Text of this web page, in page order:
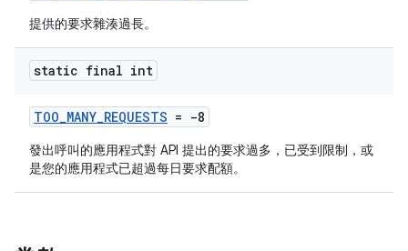
提供的要求雜湊過長。
static final int
TOO_MANY_REQUESTS = -8
發出呼叫的應用程式對 API 提出的要求過多，已受到限制，或
是您的應用程式已超過每日要求配額。